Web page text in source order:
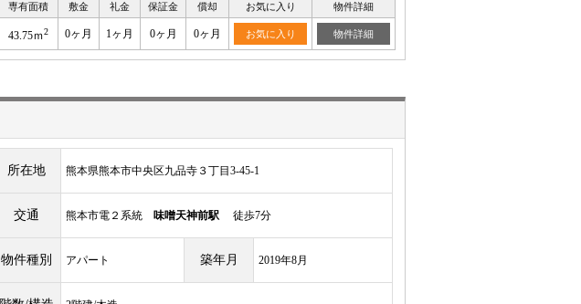
専有面積 敷金 礼金 保証金 償却 お気に入り 物件詳細
43.75ｍ2 0ヶ月 1ヶ月 0ヶ月 0ヶ月 お気に入り 物件詳細
所在地 熊本県熊本市中央区九品寺３丁目3-45-1
交通 熊本市電２系統 味噌天神前駅 徒歩7分
物件種別 アパート 築年月 2019年8月